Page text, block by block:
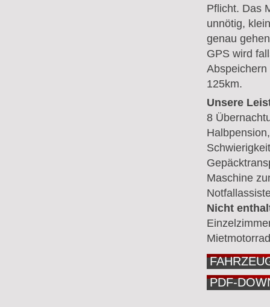
Pflicht. Das
unnötig,
genau
GPS wird
125km.
Unsere
8
Maschine
Nicht
PDF-